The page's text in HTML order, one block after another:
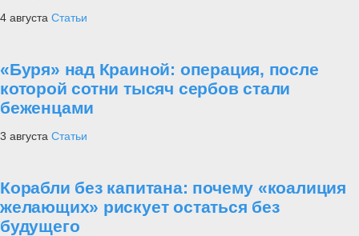
4 августа Статьи
«Буря» над Краиной: операция, после
которой сотни тысяч сербов стали
беженцами
3 августа Статьи
Корабли без капитана: почему «коалиция
желающих» рискует остаться без
будущего